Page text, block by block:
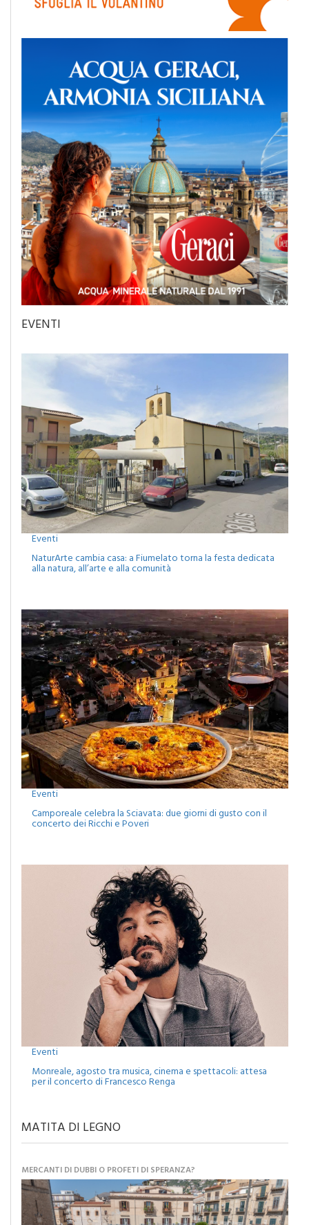
Eventi
NaturArte cambia casa: a Fiumelato torna la festa dedicata
Eventi
Camporeale celebra la Sciavata: due giorni di gusto con il
Eventi
Monreale, agosto tra musica, cinema e spettacoli: attesa
MATITA DI LEGNO
MERCANTI DI DUBBI O PROFETI DI SPERANZA?